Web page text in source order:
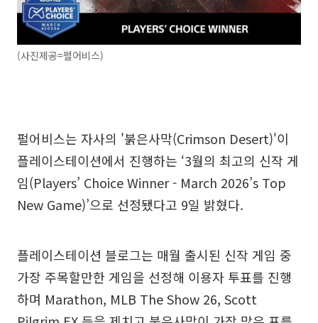
(사진제공=펄어비스)
펄어비스는 자사의 '붉은사막(Crimson Desert)'이
플레이스테이션에서 진행하는 ‘3월의 최고의 신작 게
임(Players’ Choice Winner - March 2026’s Top
New Game)’으로 선정됐다고 9일 밝혔다.
플레이스테이션 블로그는 매월 출시된 신작 게임 중
가장 주목할만한 게임을 선정해 이용자 투표를 진행
하며 Marathon, MLB The Show 26, Scott